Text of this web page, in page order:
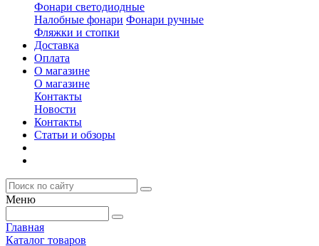
Фонари светодиодные
Налобные фонари Фонари ручные
Фляжки и стопки
Доставка
Оплата
О магазине
О магазине
Контакты
Новости
Контакты
Статьи и обзоры
Меню
Главная
Каталог товаров